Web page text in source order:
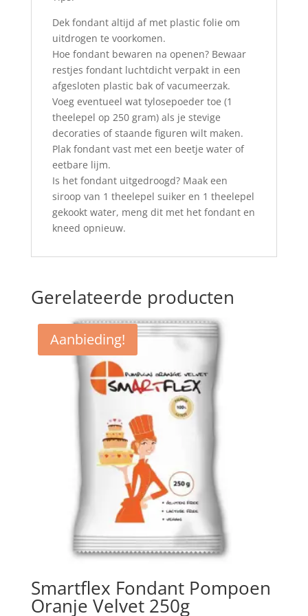
Dek fondant altijd af met plastic folie om
uitdrogen te voorkomen.
Hoe fondant bewaren na openen? Bewaar
restjes fondant luchtdicht verpakt in een
afgesloten plastic bak of vacumeerzak.
Voeg eventueel wat tylosepoeder toe (1
theelepel op 250 gram) als je stevige
decoraties of staande figuren wilt maken.
Plak fondant vast met een beetje water of
eetbare lijm.
Is het fondant uitgedroogd? Maak een
siroop van 1 theelepel suiker en 1 theelepel
gekookt water, meng dit met het fondant en
kneed opnieuw.
Gerelateerde producten
Aanbieding!
Smartflex Fondant Pompoen
Oranje Velvet 250g